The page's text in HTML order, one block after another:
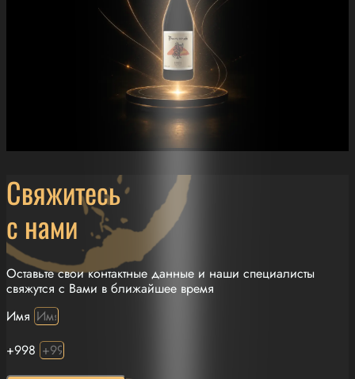
Свяжитесь
с нами
Оставьте свои контактные данные и наши специалисты
свяжутся с Вами в ближайшее время
Имя
+998